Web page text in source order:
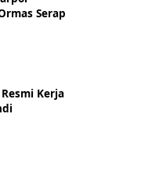
Serap
Kerja